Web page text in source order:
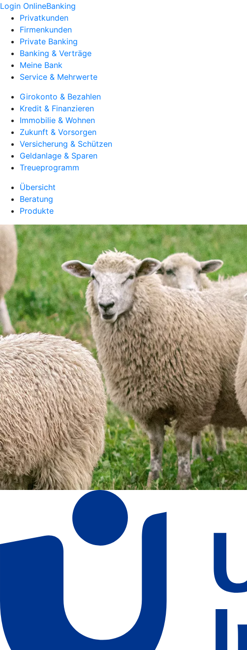
Login OnlineBanking
Privatkunden
Firmenkunden
Private Banking
Banking & Verträge
Meine Bank
Service & Mehrwerte
Girokonto & Bezahlen
Kredit & Finanzieren
Immobilie & Wohnen
Zukunft & Vorsorgen
Versicherung & Schützen
Geldanlage & Sparen
Treueprogramm
Übersicht
Beratung
Produkte